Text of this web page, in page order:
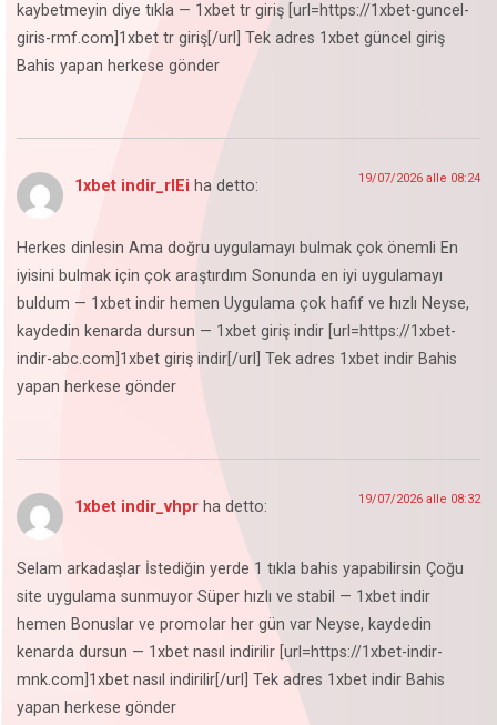
kaybetmeyin diye tıkla — 1xbet tr giriş [url=https://1xbet-guncel-
giris-rmf.com]1xbet tr giriş[/url] Tek adres 1xbet güncel giriş
Bahis yapan herkese gönder
1xbet indir_rlEi ha detto: 19/07/2026 alle 08:24
Herkes dinlesin Ama doğru uygulamayı bulmak çok önemli En
iyisini bulmak için çok araştırdım Sonunda en iyi uygulamayı
buldum — 1xbet indir hemen Uygulama çok hafif ve hızlı Neyse,
kaydedin kenarda dursun — 1xbet giriş indir [url=https://1xbet-
indir-abc.com]1xbet giriş indir[/url] Tek adres 1xbet indir Bahis
yapan herkese gönder
1xbet indir_vhpr ha detto: 19/07/2026 alle 08:32
Selam arkadaşlar İstediğin yerde 1 tıkla bahis yapabilirsin Çoğu
site uygulama sunmuyor Süper hızlı ve stabil — 1xbet indir
hemen Bonuslar ve promolar her gün var Neyse, kaydedin
kenarda dursun — 1xbet nasıl indirilir [url=https://1xbet-indir-
mnk.com]1xbet nasıl indirilir[/url] Tek adres 1xbet indir Bahis
yapan herkese gönder